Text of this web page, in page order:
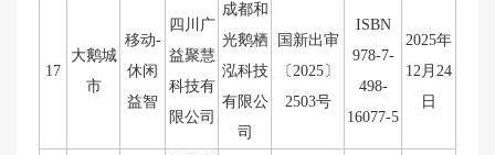
17
大鹅城
市
移动-
休闲
益智
四川广
益聚慧
科技有
限公司
成都和
光鹅栖
泓科技
有限公
司
国新出审
〔2025〕
2503号
ISBN
978-7-
498-
16077-5
2025年
12月24
日